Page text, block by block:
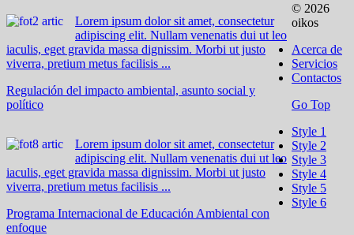
Lorem ipsum dolor sit amet, consectetur
adipiscing elit. Nullam venenatis dui ut leo
iaculis, eget gravida massa dignissim. Morbi ut justo
viverra, pretium metus facilisis ...
Regulación del impacto ambiental, asunto social y
político
Lorem ipsum dolor sit amet, consectetur
adipiscing elit. Nullam venenatis dui ut leo
iaculis, eget gravida massa dignissim. Morbi ut justo
viverra, pretium metus facilisis ...
Programa Internacional de Educación Ambiental con
enfoque
© 2026
oikos
Acerca de
Servicios
Contactos
Go Top
Style 1
Style 2
Style 3
Style 4
Style 5
Style 6